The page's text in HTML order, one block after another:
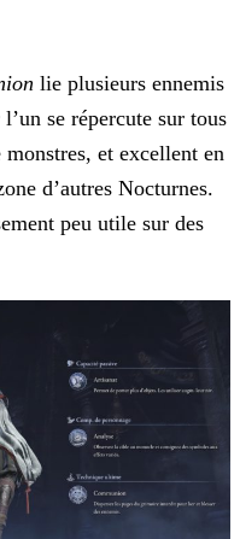
lie plusieurs ennemis
se répercute sur tous
et excellent en
d’autres Nocturnes.
peu utile sur des